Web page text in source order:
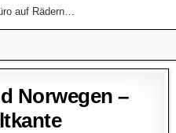
auf Rädern…
Norwegen –